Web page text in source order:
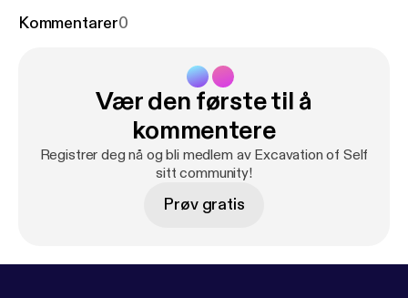
Kommentarer0
Vær den første til å
kommentere
Registrer deg nå og bli medlem av Excavation of Self
sitt community!
Prøv gratis